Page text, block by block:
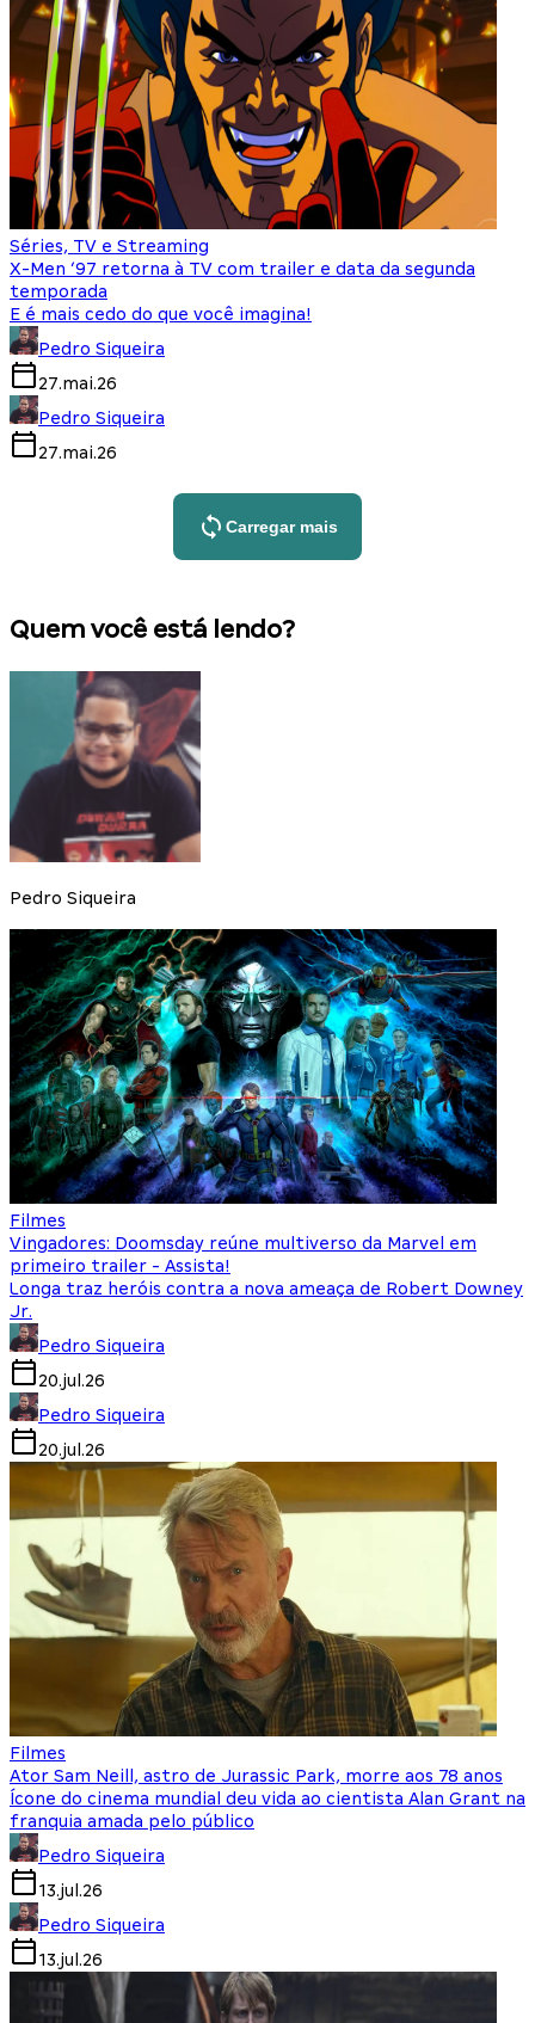
Séries, TV e Streaming
X-Men ‘97 retorna à TV com trailer e data da segunda
temporada
E é mais cedo do que você imagina!
Pedro Siqueira
27.mai.26
Pedro Siqueira
27.mai.26
Carregar mais
Quem você está lendo?
Pedro Siqueira
Filmes
Vingadores: Doomsday reúne multiverso da Marvel em
primeiro trailer - Assista!
Longa traz heróis contra a nova ameaça de Robert Downey
Jr.
Pedro Siqueira
20.jul.26
Pedro Siqueira
20.jul.26
Filmes
Ator Sam Neill, astro de Jurassic Park, morre aos 78 anos
Ícone do cinema mundial deu vida ao cientista Alan Grant na
franquia amada pelo público
Pedro Siqueira
13.jul.26
Pedro Siqueira
13.jul.26